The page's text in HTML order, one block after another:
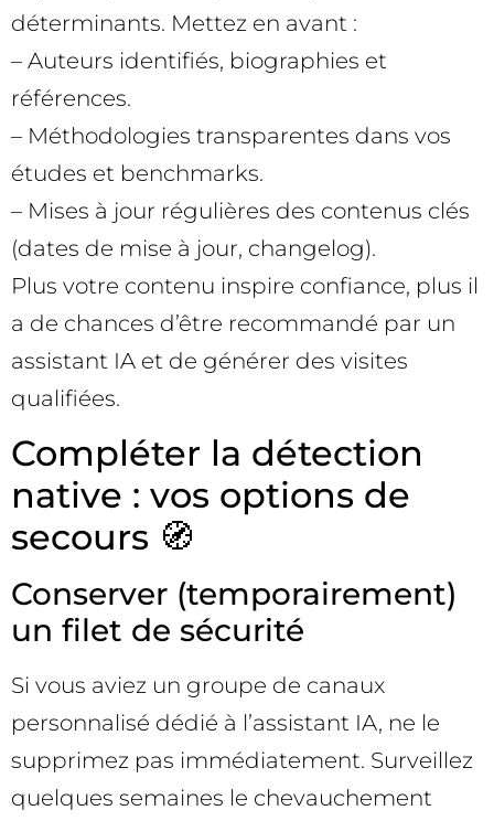
déterminants. Mettez en avant :
– Auteurs identifiés, biographies et
références.
– Méthodologies transparentes dans vos
études et benchmarks.
– Mises à jour régulières des contenus clés
(dates de mise à jour, changelog).
Plus votre contenu inspire confiance, plus il
a de chances d’être recommandé par un
assistant IA et de générer des visites
qualifiées.
Compléter la détection
native : vos options de
secours 🧭
Conserver (temporairement)
un filet de sécurité
Si vous aviez un groupe de canaux
personnalisé dédié à l’assistant IA, ne le
supprimez pas immédiatement. Surveillez
quelques semaines le chevauchement